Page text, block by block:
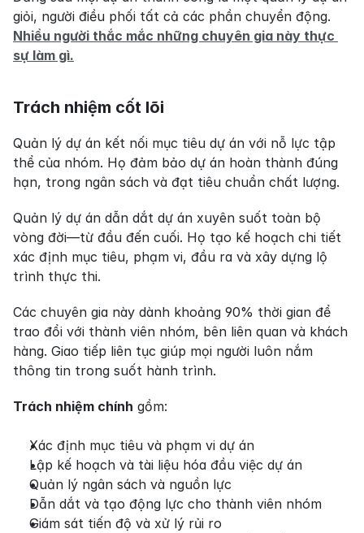
Nhiều người thắc mắc những chuyên gia này thực
sự làm gì.
Trách nhiệm cốt lõi
Quản lý dự án kết nối mục tiêu dự án với nỗ lực tập
thể của nhóm. Họ đảm bảo dự án hoàn thành đúng
hạn, trong ngân sách và đạt tiêu chuẩn chất lượng.
Quản lý dự án dẫn dắt dự án xuyên suốt toàn bộ
vòng đời—từ đầu đến cuối. Họ tạo kế hoạch chi tiết
xác định mục tiêu, phạm vi, đầu ra và xây dựng lộ
trình thực thi.
Các chuyên gia này dành khoảng 90% thời gian để
trao đổi với thành viên nhóm, bên liên quan và khách
hàng. Giao tiếp liên tục giúp mọi người luôn nắm
thông tin trong suốt hành trình.
Trách nhiệm chính gồm:
Xác định mục tiêu và phạm vi dự án
Lập kế hoạch và tài liệu hóa đầu việc dự án
Quản lý ngân sách và nguồn lực
Dẫn dắt và tạo động lực cho thành viên nhóm
Giám sát tiến độ và xử lý rủi ro